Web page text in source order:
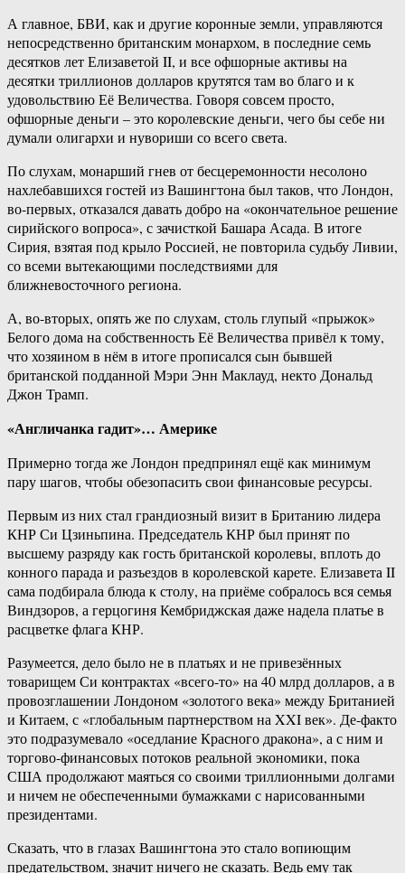
А главное, БВИ, как и другие коронные земли, управляются
непосредственно британским монархом, в последние семь
десятков лет Елизаветой II, и все офшорные активы на
десятки триллионов долларов крутятся там во благо и к
удовольствию Её Величества. Говоря совсем просто,
офшорные деньги – это королевские деньги, чего бы себе ни
думали олигархи и нувориши со всего света.
По слухам, монарший гнев от бесцеремонности несолоно
нахлебавшихся гостей из Вашингтона был таков, что Лондон,
во-первых, отказался давать добро на «окончательное решение
сирийского вопроса», с зачисткой Башара Асада. В итоге
Сирия, взятая под крыло Россией, не повторила судьбу Ливии,
со всеми вытекающими последствиями для
ближневосточного региона.
А, во-вторых, опять же по слухам, столь глупый «прыжок»
Белого дома на собственность Её Величества привёл к тому,
что хозяином в нём в итоге прописался сын бывшей
британской подданной Мэри Энн Маклауд, некто Дональд
Джон Трамп.
«Англичанка гадит»… Америке
Примерно тогда же Лондон предпринял ещё как минимум
пару шагов, чтобы обезопасить свои финансовые ресурсы.
Первым из них стал грандиозный визит в Британию лидера
КНР Си Цзиньпина. Председатель КНР был принят по
высшему разряду как гость британской королевы, вплоть до
конного парада и разъездов в королевской карете. Елизавета II
сама подбирала блюда к столу, на приёме собралось вся семья
Виндзоров, а герцогиня Кембриджская даже надела платье в
расцветке флага КНР.
Разумеется, дело было не в платьях и не привезённых
товарищем Си контрактах «всего-то» на 40 млрд долларов, а в
провозглашении Лондоном «золотого века» между Британией
и Китаем, с «глобальным партнерством на XXI век». Де-факто
это подразумевало «оседлание Красного дракона», а с ним и
торгово-финансовых потоков реальной экономики, пока
США продолжают маяться со своими триллионными долгами
и ничем не обеспеченными бумажками с нарисованными
президентами.
Сказать, что в глазах Вашингтона это стало вопиющим
предательством, значит ничего не сказать. Ведь ему так